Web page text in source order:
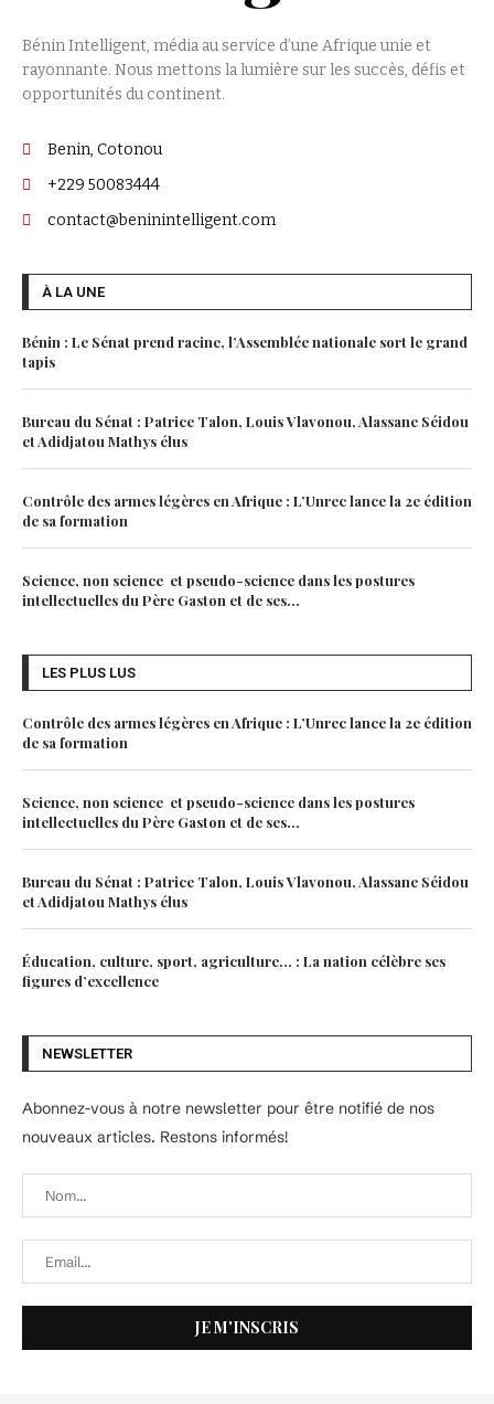
Bénin Intelligent, média au service d’une Afrique unie et
rayonnante. Nous mettons la lumière sur les succès, défis et
opportunités du continent.
Benin, Cotonou
+229 50083444
contact@beninintelligent.com
À LA UNE
Bénin : Le Sénat prend racine, l’Assemblée nationale sort le grand
tapis
Bureau du Sénat : Patrice Talon, Louis Vlavonou, Alassane Séidou
et Adidjatou Mathys élus
Contrôle des armes légères en Afrique : L’Unrec lance la 2e édition
de sa formation
Science, non science et pseudo-science dans les postures
intellectuelles du Père Gaston et de ses...
LES PLUS LUS
Contrôle des armes légères en Afrique : L’Unrec lance la 2e édition
de sa formation
Science, non science et pseudo-science dans les postures
intellectuelles du Père Gaston et de ses...
Bureau du Sénat : Patrice Talon, Louis Vlavonou, Alassane Séidou
et Adidjatou Mathys élus
Éducation, culture, sport, agriculture… : La nation célèbre ses
figures d’excellence
NEWSLETTER
Abonnez-vous à notre newsletter pour être notifié de nos
nouveaux articles. Restons informés!